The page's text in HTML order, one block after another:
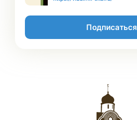
Подписаться